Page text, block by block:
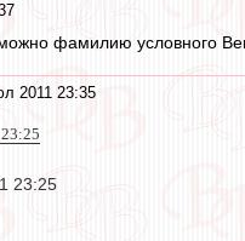
фамилию условного
2011 23:35
23:25